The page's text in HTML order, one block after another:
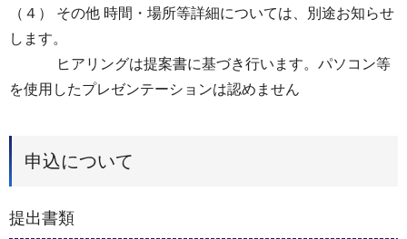
（４） その他 時間・場所等詳細については、別途お知らせ
します。
ヒアリングは提案書に基づき行います。パソコン等
を使用したプレゼンテーションは認めません
申込について
提出書類